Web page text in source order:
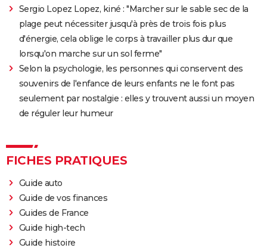
Ant-Man 3 : critiques, scène post-générique, bande-
annonce, casting...
Fast and Furious 9 : synopsis, casting, bande-
annonce, streaming, photos, avis...
Top Gun Maverick : Tom Cruise a-t-il vraiment piloté
des avions pour les besoins du film ?
Hunger Games, Lever de soleil sur la Moisson : Effie,
Haymitch... des personnages bien connus dans la
génériques ? On vous explique
Gladiator 2 : pourquoi cette suite risque-t-elle de
diviser les fans du film culte ?
Kraven le chasseur : le film Marvel s'offre une
sanglante bande-annonce, quelle date de sortie ?
Sergio Lopez Lopez, kiné : "Marcher sur le sable sec de la
plage peut nécessiter jusqu'à près de trois fois plus
d'énergie, cela oblige le corps à travailler plus dur que
lorsqu'on marche sur un sol ferme"
Selon la psychologie, les personnes qui conservent des
souvenirs de l'enfance de leurs enfants ne le font pas
seulement par nostalgie : elles y trouvent aussi un moyen
de réguler leur humeur
FICHES PRATIQUES
Guide auto
Guide de vos finances
Guides de France
Guide high-tech
Guide histoire